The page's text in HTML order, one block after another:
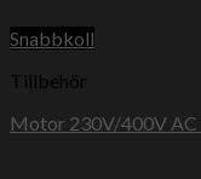
Snabbkoll
Tillbehör
Motor 230V/400V AC